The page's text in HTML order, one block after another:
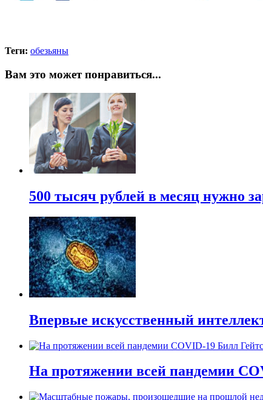
Теги: обезьяны
Вам это может понравиться...
500 тысяч рублей в месяц нужно
Впервые искусственный
На протяжении всей пандемии